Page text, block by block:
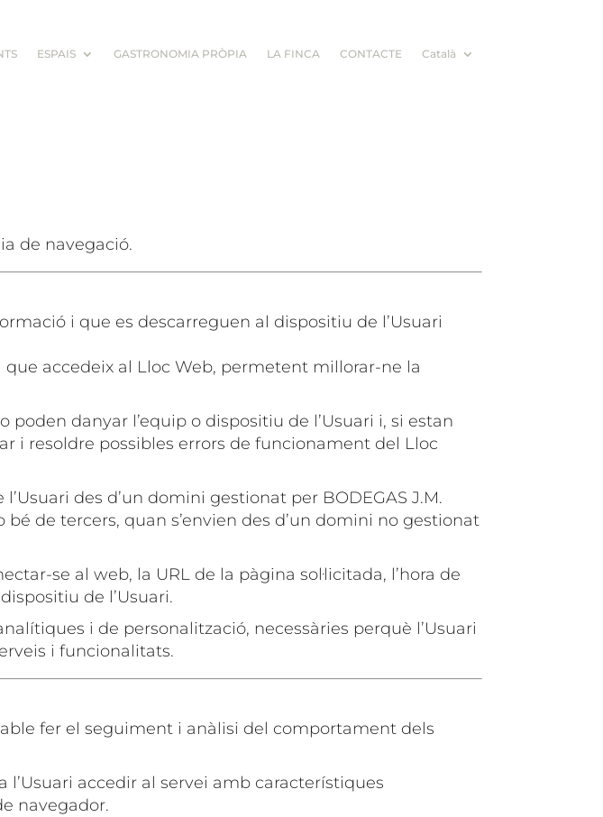
ESPAIS GASTRONOMIA PRÒPIA LA FINCA CONTACTE Català
de navegació.
i que es descarreguen al dispositiu de l’Usuari
accedeix al Lloc Web, permetent millorar-ne la
danyar l’equip o dispositiu de l’Usuari i, si estan
i resoldre possibles errors de funcionament del Lloc
des d’un domini gestionat per BODEGAS J.M.
bé de tercers, quan s’envien des d’un domini no gestionat
se al web, la URL de la pàgina sol·licitada, l’hora de
de l’Usuari.
i de personalització, necessàries perquè l’Usuari
i funcionalitats.
fer el seguiment i anàlisi del comportament dels
accedir al servei amb característiques
navegador.